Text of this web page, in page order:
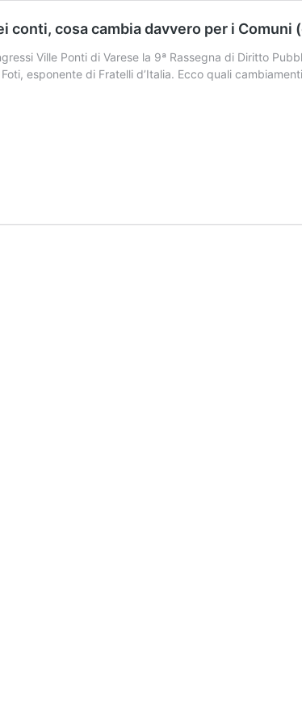
conti, cosa cambia davvero per i Comuni
Ville Ponti di Varese la 9ª Rassegna di Diritto
esponente di Fratelli d’Italia. Ecco quali